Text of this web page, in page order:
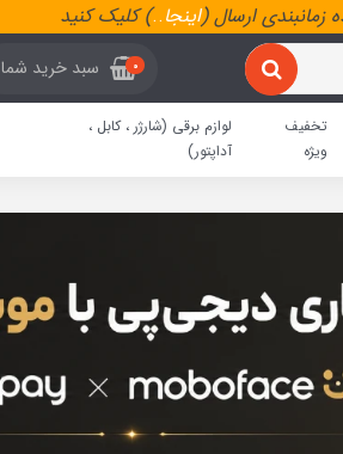
ارسال (اینجا..) کلیک کنید
0 سبد خرید شما
تخفیف
ویژه
لوازم برقی (شارژر ، کابل ،
آداپتور)